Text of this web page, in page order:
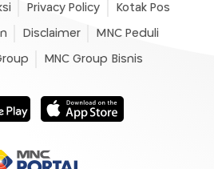
Privacy Policy Kotak Pos
Disclaimer MNC Peduli
MNC Group Bisnis